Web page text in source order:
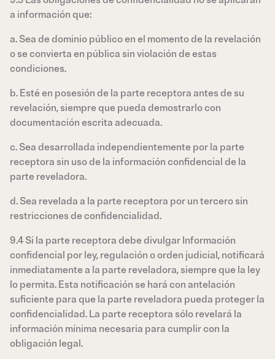
a información que:
a. Sea de dominio público en el momento de la revelación
o se convierta en pública sin violación de estas
condiciones.
b. Esté en posesión de la parte receptora antes de su
revelación, siempre que pueda demostrarlo con
documentación escrita adecuada.
c. Sea desarrollada independientemente por la parte
receptora sin uso de la información confidencial de la
parte reveladora.
d. Sea revelada a la parte receptora por un tercero sin
restricciones de confidencialidad.
9.4 Si la parte receptora debe divulgar Información
confidencial por ley, regulación o orden judicial, notificará
inmediatamente a la parte reveladora, siempre que la ley
lo permita. Esta notificación se hará con antelación
suficiente para que la parte reveladora pueda proteger la
confidencialidad. La parte receptora sólo revelará la
información mínima necesaria para cumplir con la
obligación legal.